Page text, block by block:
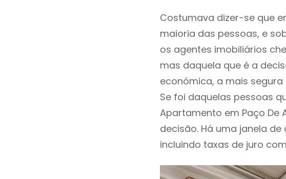
Costumava dizer-se que
maioria das pessoas, e
os agentes imobiliários
mas daquela que é a
económica, a mais
Se foi daquelas pessoas
Apartamento em Paço De
decisão. Há uma janela
incluindo taxas de juro